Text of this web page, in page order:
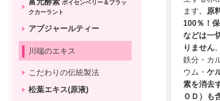
ます。
原
100％！
などは一
りません
鉄分・カ
ウム・ ケ
素を消去
ＯＤ）も
ボイセンベリー＆ブラッ
クカーラント
アブジャールティー
川端のエキス
こだわりの伝統製法
松葉エキス(原液)